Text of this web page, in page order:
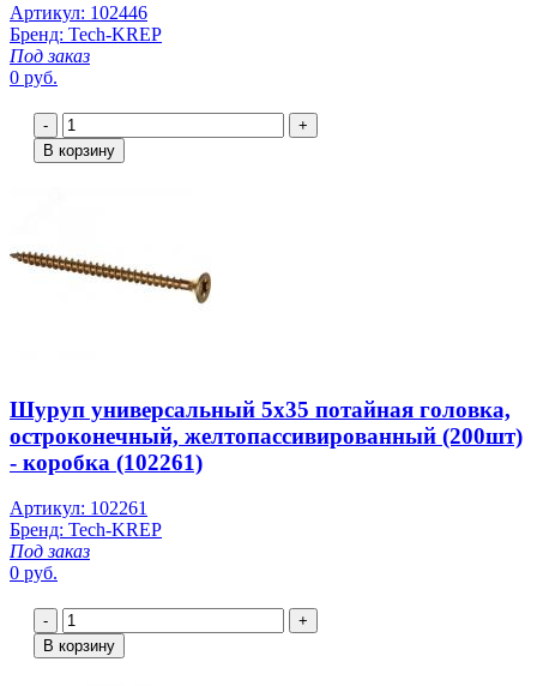
Артикул: 102446
Бренд: Tech-KREP
Под заказ
0 руб.
-
+
В корзину
Шуруп универсальный 5х35 потайная головка,
остроконечный, желтопассивированный (200шт)
- коробка (102261)
Артикул: 102261
Бренд: Tech-KREP
Под заказ
0 руб.
-
+
В корзину